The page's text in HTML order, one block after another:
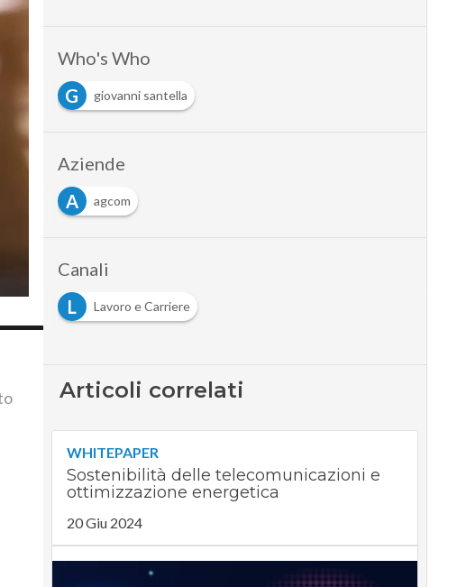
Who's Who
G
giovanni santella
Aziende
A
agcom
Canali
L
Lavoro e Carriere
Articoli correlati
WHITEPAPER
Sostenibilità delle telecomunicazioni e
ottimizzazione energetica
20 Giu 2024